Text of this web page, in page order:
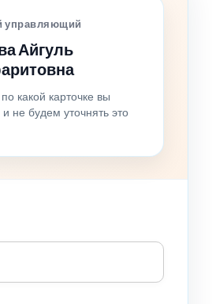
управляющий
Айгуль
какой карточке вы
не будем уточнять это